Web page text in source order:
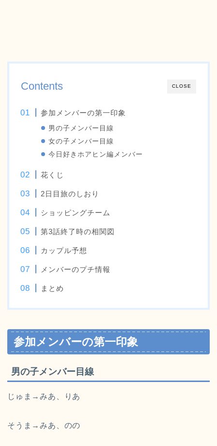
CLOSE
Contents
参加メンバーの第一印象
男の子メンバー目線
女の子メンバー目線
今日好きホアヒン編メンバー
花くじ
2日目旅のしおり
ショッピングチーム
第3話終了時の相関図
カップル予想
メンバーのプチ情報
まとめ
参加メンバーの第一印象
男の子メンバー目線
じゅま→みあ、りあ
そうま→みあ、のの